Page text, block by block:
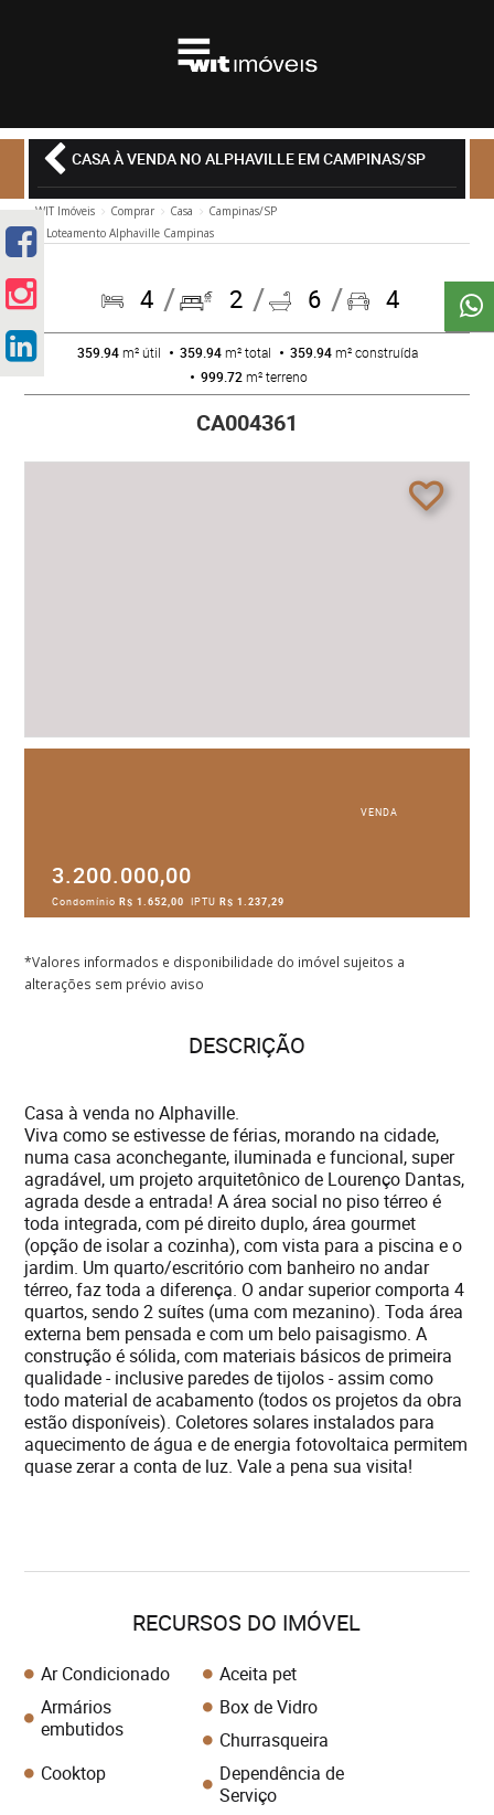
CASA À VENDA NO ALPHAVILLE EM CAMPINAS/SP
WIT Imóveis Comprar Casa
Campinas/SP
Loteamento Alphaville Campinas
4 2 6 4
359.94m² útil 359.94m² total 359.94m² construída
999.72 m² terreno
CA004361
VENDA
3.200.000,00
CondomínioR$ 1.652,00 IPTUR$ 1.237,29
*Valores informados e disponibilidade do imóvel sujeitos a
alterações sem prévio aviso
DESCRIÇÃO
Casa à venda no Alphaville.
Viva como se estivesse de férias, morando na cidade,
numa casa aconchegante, iluminada e funcional, super
agradável, um projeto arquitetônico de Lourenço Dantas,
agrada desde a entrada! A área social no piso térreo é
toda integrada, com pé direito duplo, área gourmet
(opção de isolar a cozinha), com vista para a piscina e o
jardim. Um quarto/escritório com banheiro no andar
térreo, faz toda a diferença. O andar superior comporta 4
quartos, sendo 2 suítes (uma com mezanino). Toda área
externa bem pensada e com um belo paisagismo. A
construção é sólida, com materiais básicos de primeira
qualidade - inclusive paredes de tijolos - assim como
todo material de acabamento (todos os projetos da obra
estão disponíveis). Coletores solares instalados para
aquecimento de água e de energia fotovoltaica permitem
quase zerar a conta de luz. Vale a pena sua visita!
RECURSOS DO IMÓVEL
Ar Condicionado
Aceita pet
Armários
embutidos
Box de Vidro
Churrasqueira
Cooktop
Dependência de
Serviço